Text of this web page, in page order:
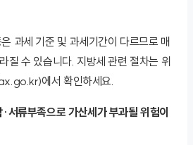
과세 기준 및 과세기간이 다르므로 매
질 수 있습니다. 지방세 관련 절차는 위
에서 확인하세요.
서류부족으로 가산세가 부과될 위험이